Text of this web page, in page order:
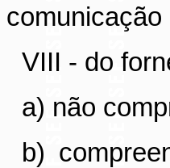
VIII - do
a) não
b)